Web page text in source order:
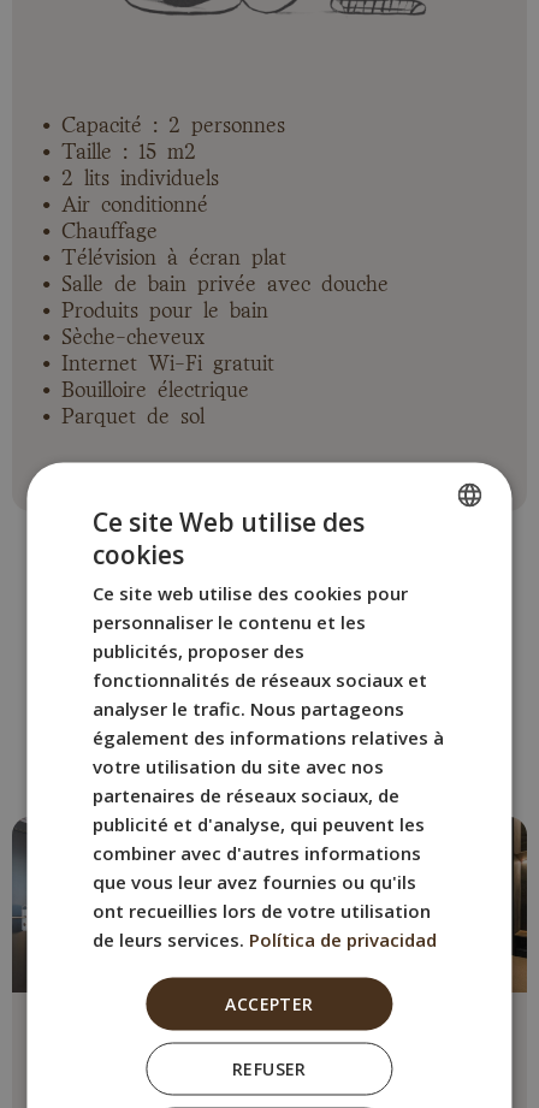
• Capacité : 2 personnes
• Taille : 15 m2
• 2 lits individuels
• Air conditionné
• Chauffage
• Télévision à écran plat
• Salle de bain privée avec douche
• Produits pour le bain
• Sèche-cheveux
• Internet Wi-Fi gratuit
• Bouilloire électrique
• Parquet de sol
AUTRES PIÈCES
Réservez la chambre au
BYPILLOW San Mamés
qui vous convient le mieux.
Chambre Double
Max. 2 personnes
1 lit double
Chambre Double
Comfort
Max. 2 personnes
ENGLISH
ITALIAN
Ce site Web utilise des
cookies
Ce site web utilise des cookies pour
personnaliser le contenu et les
publicités, proposer des
fonctionnalités de réseaux sociaux et
analyser le trafic. Nous partageons
également des informations relatives à
votre utilisation du site avec nos
partenaires de réseaux sociaux, de
publicité et d'analyse, qui peuvent les
combiner avec d'autres informations
que vous leur avez fournies ou qu'ils
ont recueillies lors de votre utilisation
de leurs services. Política de privacidad
ACCEPTER
REFUSER